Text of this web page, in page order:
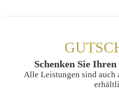
Schenken Sie
Alle Leistungen sind auch